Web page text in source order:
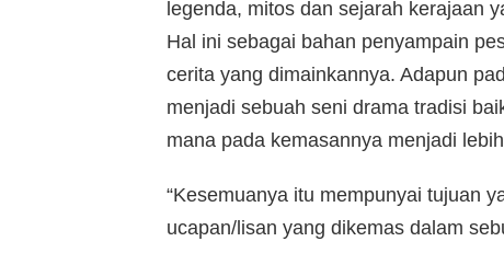
legenda, mitos dan sejarah kerajaan
Hal ini sebagai bahan penyampain
cerita yang dimainkannya. Adapun
menjadi sebuah seni drama tradisi
mana pada kemasannya menjadi
“Kesemuanya itu mempunyai tujuan
ucapan/lisan yang dikemas dalam